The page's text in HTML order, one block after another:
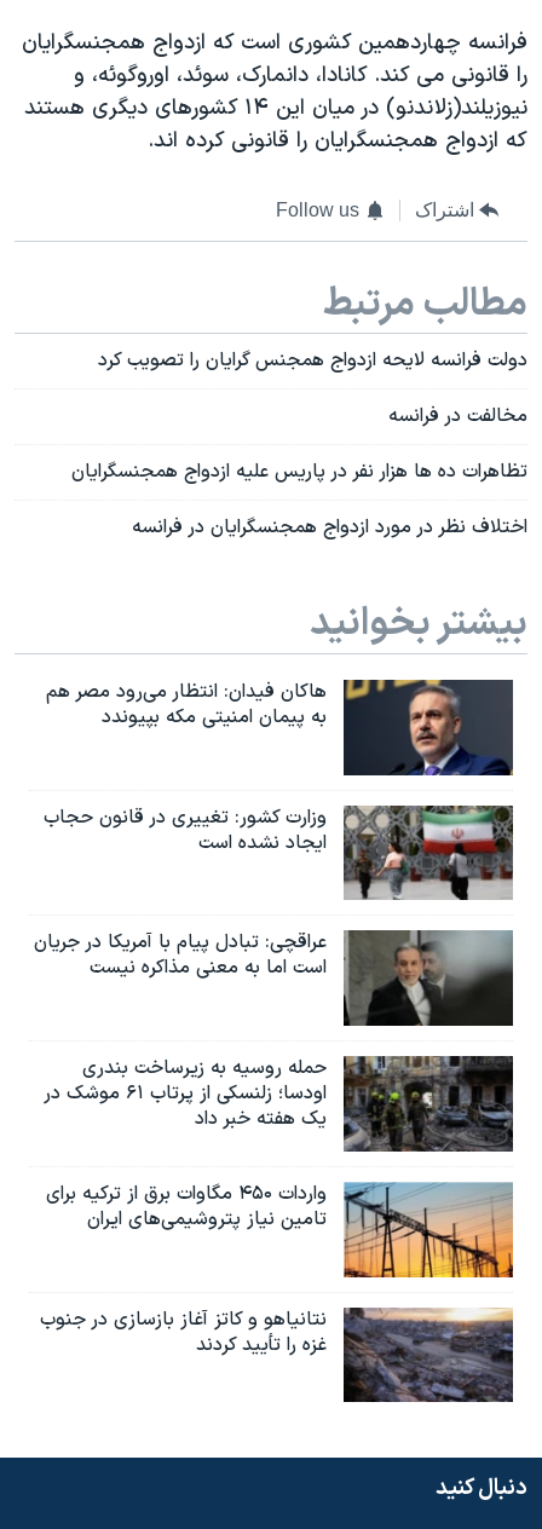
فرانسه چهاردهمین کشوری است که ازدواج همجنسگرایان
را قانونی می کند. کانادا، دانمارک، سوئد، اوروگوئه، و
نیوزیلند(زلاندنو) در میان این ۱۴ کشورهای دیگری هستند
که ازدواج همجنسگرایان را قانونی کرده اند.
اشتراک Follow us
مطالب مرتبط
دولت فرانسه لایحه ازدواج همجنس گرایان را تصویب کرد
مخالفت در فرانسه
تظاهرات ده ها هزار نفر در پاریس علیه ازدواج همجنسگرایان
اختلاف نظر در مورد ازدواج همجنسگرایان در فرانسه
بیشتر بخوانید
هاکان فیدان: انتظار می‌رود مصر هم
به پیمان امنیتی مکه بپیوندد
وزارت کشور: تغییری در قانون حجاب
ایجاد نشده است
عراقچی: تبادل پیام با آمریکا در جریان
است اما به معنی مذاکره نیست
حمله روسیه به زیرساخت بندری
اودسا؛ زلنسکی از پرتاب ۶۱ موشک در
یک هفته خبر داد
واردات ۴۵۰ مگاوات برق از ترکیه برای
تامین نیاز پتروشیمی‌های ایران
نتانیاهو و کاتز آغاز بازسازی در جنوب
غزه را تأیید کردند
دنبال کنید